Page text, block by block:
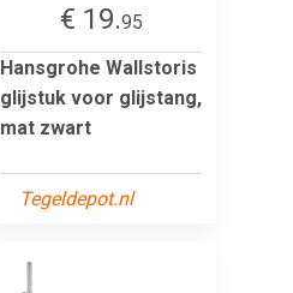
€ 19.95
Hansgrohe Wallstoris
glijstuk voor glijstang,
mat zwart
Tegeldepot.nl